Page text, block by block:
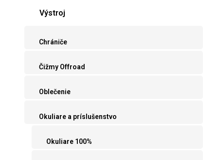
Výstroj
Chrániče
Čižmy Offroad
Oblečenie
Okuliare a príslušenstvo
Okuliare 100%